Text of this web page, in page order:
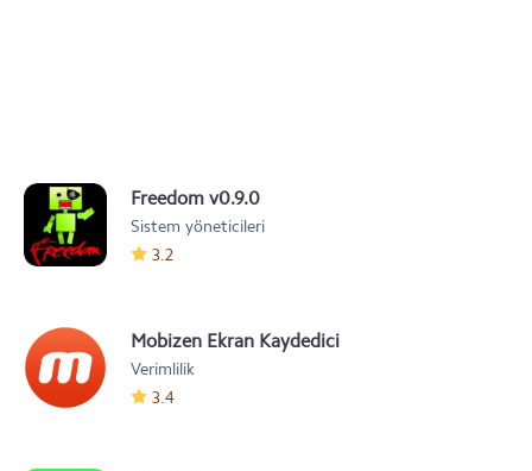
Freedom v0.9.0
Sistem yöneticileri
3.2
Mobizen Ekran Kaydedici
Verimlilik
3.4